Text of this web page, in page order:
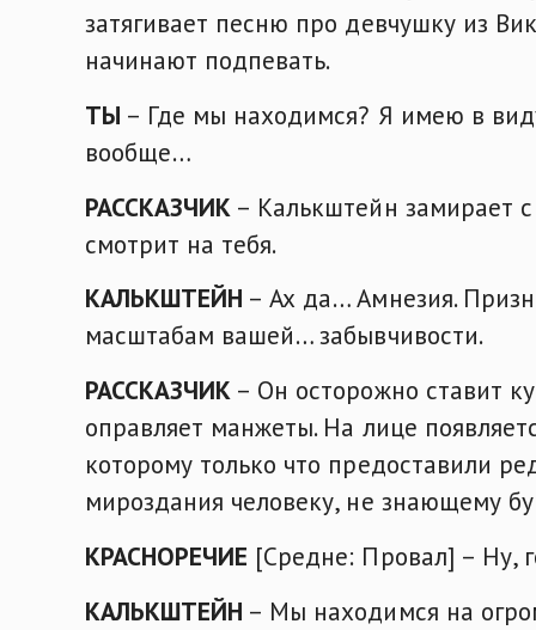
затягивает песню про девчушку из
начинают подпевать.
ТЫ – Где мы находимся? Я имею в
вообще…
РАССКАЗЧИК – Калькштейн замирает
смотрит на тебя.
КАЛЬКШТЕЙН – Ах да… Амнезия.
масштабам вашей… забывчивости.
РАССКАЗЧИК – Он осторожно ставит
оправляет манжеты. На лице
которому только что предоставили
мироздания человеку, не знающему
КРАСНОРЕЧИЕ [Средне: Провал] – Ну,
КАЛЬКШТЕЙН – Мы находимся на